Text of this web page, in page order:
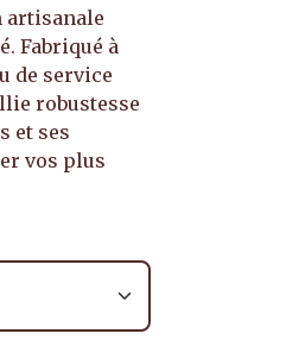
artisanale
Fabriqué à
de service
robustesse
et ses
vos plus